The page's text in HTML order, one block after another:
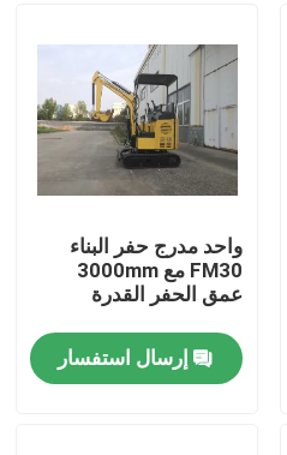
واحد مدرج حفر البناء
FM30 مع 3000mm
عمق الحفر القدرة
إرسال استفسار